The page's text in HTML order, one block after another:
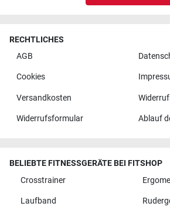
RECHTLICHES
AGB
Cookies
Versandkosten
Widerrufsformular Ablauf
BELIEBTE FITNESSGERÄTE BEI FITSHOP
Crosstrainer
Laufband